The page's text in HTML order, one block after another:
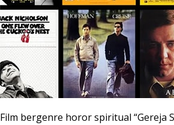
Film bergenre horor spiritual “Gereja